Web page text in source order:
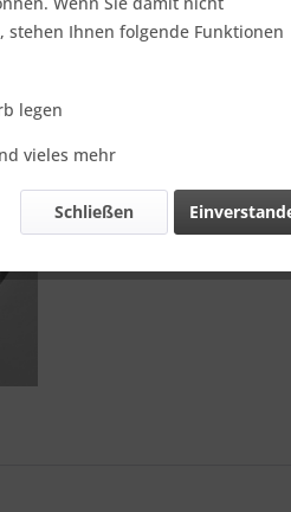
stehen Ihnen folgende Funktionen
legen
vieles mehr
Schließen